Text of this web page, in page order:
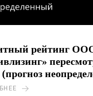
рейтинг